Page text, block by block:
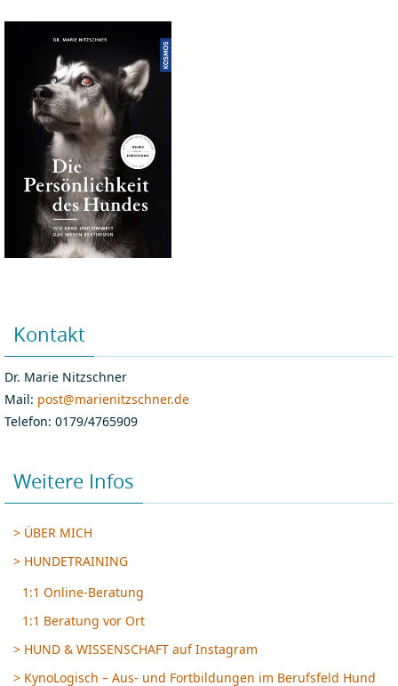
Kontakt
Dr. Marie Nitzschner
Mail: post@marienitzschner.de
Telefon: 0179/4765909
Weitere Infos
> ÜBER MICH
> HUNDETRAINING
1:1 Online-Beratung
1:1 Beratung vor Ort
> HUND & WISSENSCHAFT auf Instagram
> KynoLogisch – Aus- und Fortbildungen im Berufsfeld Hund